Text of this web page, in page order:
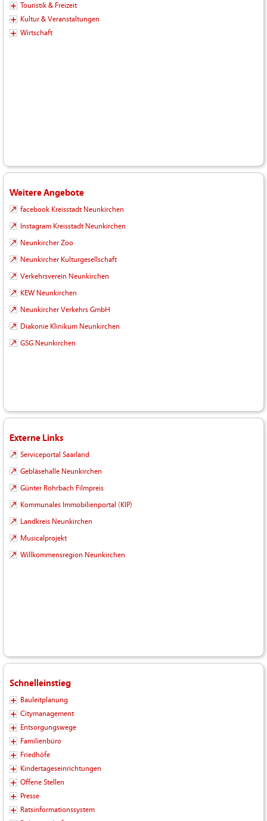
Touristik & Freizeit
Kultur & Veranstaltungen
Wirtschaft
Weitere Angebote
facebook Kreisstadt Neunkirchen
Instagram Kreisstadt Neunkirchen
Neunkircher Zoo
Neunkircher Kulturgesellschaft
Verkehrsverein Neunkirchen
KEW Neunkirchen
Neunkircher Verkehrs GmbH
Diakonie Klinikum Neunkirchen
GSG Neunkirchen
Externe Links
Serviceportal Saarland
Gebläsehalle Neunkirchen
Günter Rohrbach Filmpreis
Kommunales Immobilienportal (KIP)
Landkreis Neunkirchen
Musicalprojekt
Willkommensregion Neunkirchen
Schnelleinstieg
Bauleitplanung
Citymanagement
Entsorgungswege
Familienbüro
Friedhöfe
Kindertageseinrichtungen
Offene Stellen
Presse
Ratsinformationssystem